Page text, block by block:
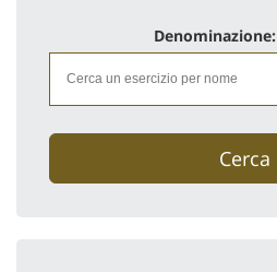
Denominazione:
Cerca